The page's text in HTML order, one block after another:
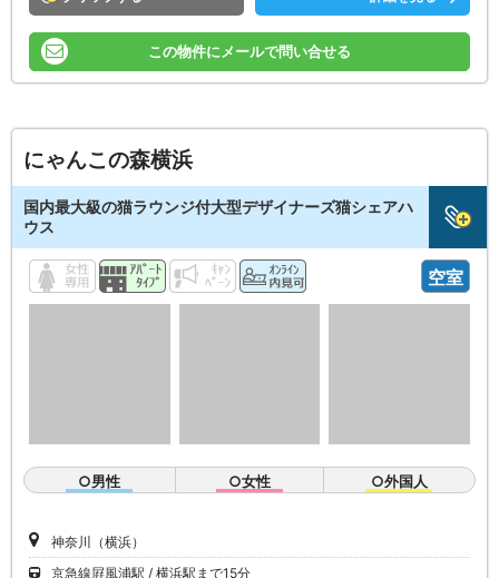
この物件にメールで問い合せる
にゃんこの森横浜
国内最大級の猫ラウンジ付大型デザイナーズ猫シェアハ
ウス
空室
○男性 ○女性 ○外国人
神奈川（横浜）
京急線屛風浦駅
横浜駅まで15分